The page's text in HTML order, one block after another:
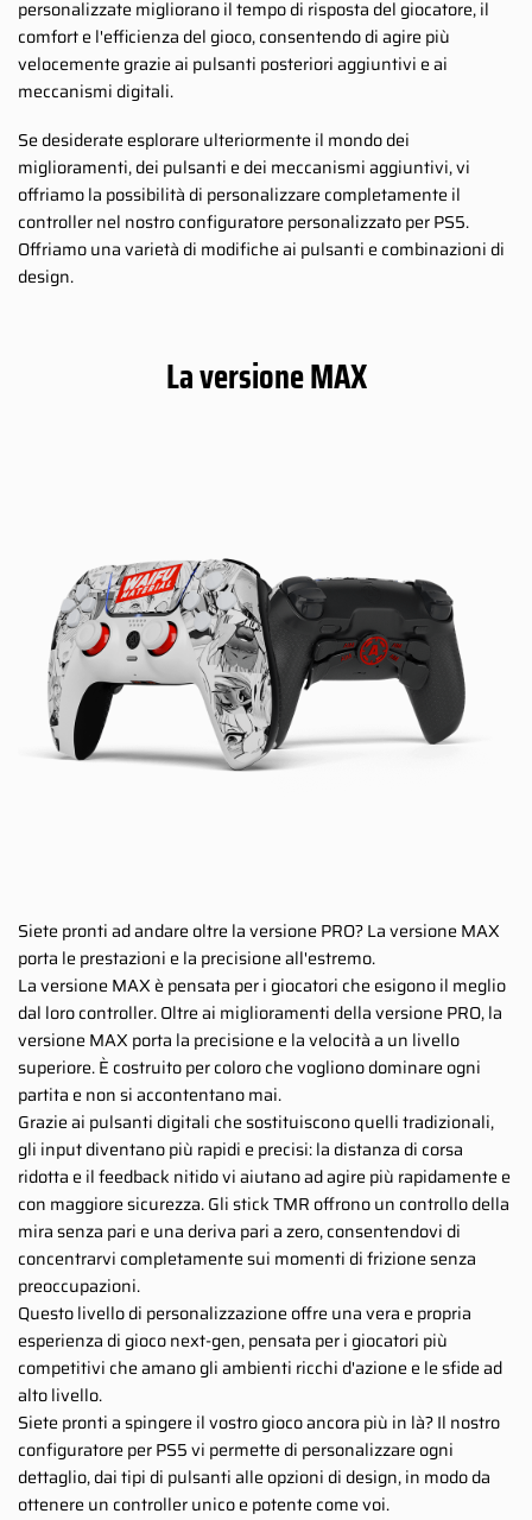
personalizzate migliorano il tempo di risposta del giocatore, il
comfort e l'efficienza del gioco, consentendo di agire più
velocemente grazie ai pulsanti posteriori aggiuntivi e ai
meccanismi digitali.
Se desiderate esplorare ulteriormente il mondo dei
miglioramenti, dei pulsanti e dei meccanismi aggiuntivi, vi
offriamo la possibilità di personalizzare completamente il
controller nel nostro configuratore personalizzato per PS5.
Offriamo una varietà di modifiche ai pulsanti e combinazioni di
design.
La versione MAX
Siete pronti ad andare oltre la versione PRO? La versione MAX
porta le prestazioni e la precisione all'estremo.
La versione MAX è pensata per i giocatori che esigono il meglio
dal loro controller. Oltre ai miglioramenti della versione PRO, la
versione MAX porta la precisione e la velocità a un livello
superiore. È costruito per coloro che vogliono dominare ogni
partita e non si accontentano mai.
Grazie ai pulsanti digitali che sostituiscono quelli tradizionali,
gli input diventano più rapidi e precisi: la distanza di corsa
ridotta e il feedback nitido vi aiutano ad agire più rapidamente e
con maggiore sicurezza. Gli stick TMR offrono un controllo della
mira senza pari e una deriva pari a zero, consentendovi di
concentrarvi completamente sui momenti di frizione senza
preoccupazioni.
Questo livello di personalizzazione offre una vera e propria
esperienza di gioco next-gen, pensata per i giocatori più
competitivi che amano gli ambienti ricchi d'azione e le sfide ad
alto livello.
Siete pronti a spingere il vostro gioco ancora più in là? Il nostro
configuratore per PS5 vi permette di personalizzare ogni
dettaglio, dai tipi di pulsanti alle opzioni di design, in modo da
ottenere un controller unico e potente come voi.